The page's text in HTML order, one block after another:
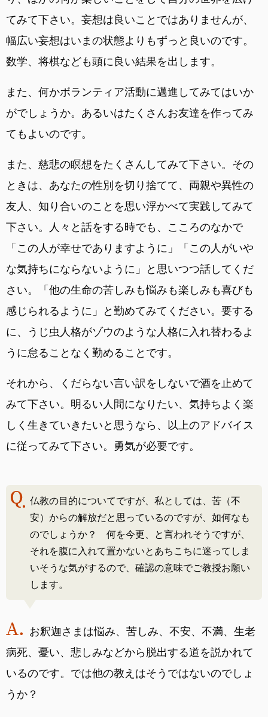
てみて下さい。妄想は良いことではありませんが、
幅広い妄想はいまの状態よりもずっと良いのです。
数学、将棋なども頭に良い結果を出します。
また、何かボランティア活動に邁進してみてはいか
がでしょうか。あるいはたくさんお友達を作ってみ
てもよいのです。
また、慈悲の瞑想をたくさんしてみて下さい。その
ときは、あなたの性別を切り捨てて、両親や異性の
友人、知り合いのことを思い浮かべて実践してみて
下さい。人々と話をする時でも、こころのなかで
「この人が幸せでありますように」「この人がいや
な気持ちにならないように」と思いつつ話してくだ
さい。「他の生命の苦しみも悩みも楽しみも喜びも
感じられるように」と勤めてみてください。要する
に、うじ虫人格がゾウのような人格に入れ替わるよ
うに怠ることなく勤めることです。
それから、くだらない言い訳をしないで酒を止めて
みて下さい。明るい人間になりたい、気持ちよく楽
しく生きていきたいと思うなら、以上のアドバイス
に従ってみて下さい。勇気が必要です。
仏教の目的についてですが、私としては、苦（不
安）からの解放だと思っているのですが、如何なも
のでしょうか？ 何を今更、と言われそうですが、
それを腹に入れて置かないとあちこちに迷ってしま
いそうな気がするので、確認の意味でご教授お願い
します。
お釈迦さまは悩み、苦しみ、不安、不満、生老
病死、憂い、悲しみなどから脱出する道を説かれて
いるのです。では他の教えはそうではないのでしょ
うか？